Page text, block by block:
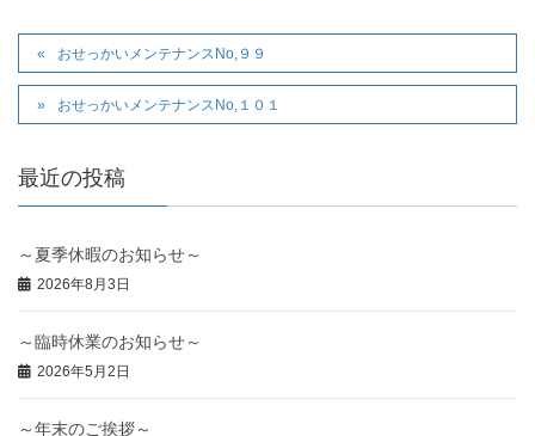
おせっかいメンテナンスNo,９９
おせっかいメンテナンスNo,１０１
最近の投稿
～夏季休暇のお知らせ～
2026年8月3日
～臨時休業のお知らせ～
2026年5月2日
～年末のご挨拶～